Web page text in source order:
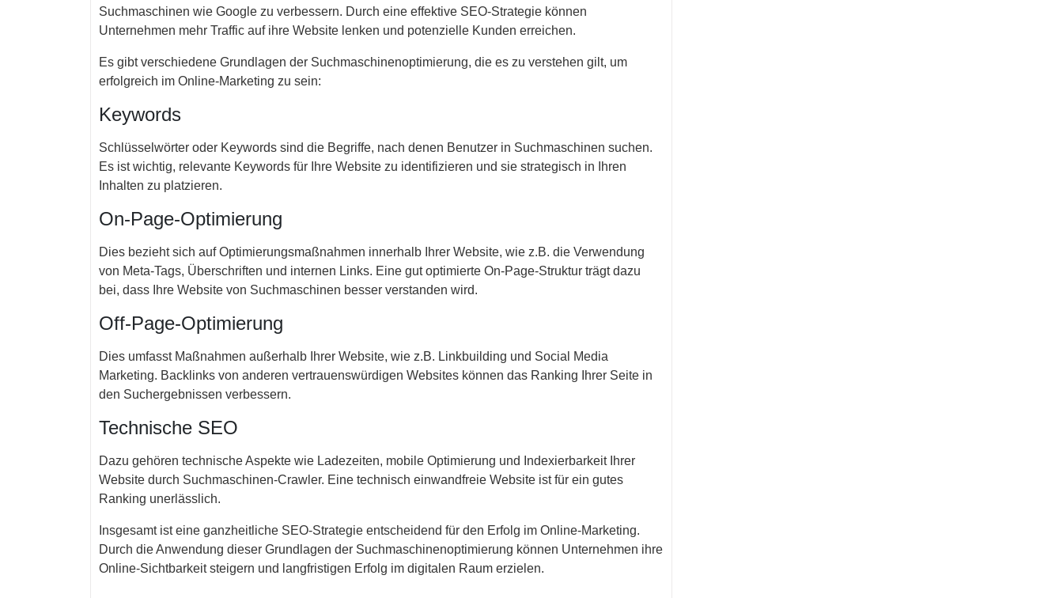
Suchmaschinen wie Google zu verbessern. Durch eine effektive SEO-Strategie können
Unternehmen mehr Traffic auf ihre Website lenken und potenzielle Kunden erreichen.
Es gibt verschiedene Grundlagen der Suchmaschinenoptimierung, die es zu verstehen gilt, um
erfolgreich im Online-Marketing zu sein:
Keywords
Schlüsselwörter oder Keywords sind die Begriffe, nach denen Benutzer in Suchmaschinen suchen.
Es ist wichtig, relevante Keywords für Ihre Website zu identifizieren und sie strategisch in Ihren
Inhalten zu platzieren.
On-Page-Optimierung
Dies bezieht sich auf Optimierungsmaßnahmen innerhalb Ihrer Website, wie z.B. die Verwendung
von Meta-Tags, Überschriften und internen Links. Eine gut optimierte On-Page-Struktur trägt dazu
bei, dass Ihre Website von Suchmaschinen besser verstanden wird.
Off-Page-Optimierung
Dies umfasst Maßnahmen außerhalb Ihrer Website, wie z.B. Linkbuilding und Social Media
Marketing. Backlinks von anderen vertrauenswürdigen Websites können das Ranking Ihrer Seite in
den Suchergebnissen verbessern.
Technische SEO
Dazu gehören technische Aspekte wie Ladezeiten, mobile Optimierung und Indexierbarkeit Ihrer
Website durch Suchmaschinen-Crawler. Eine technisch einwandfreie Website ist für ein gutes
Ranking unerlässlich.
Insgesamt ist eine ganzheitliche SEO-Strategie entscheidend für den Erfolg im Online-Marketing.
Durch die Anwendung dieser Grundlagen der Suchmaschinenoptimierung können Unternehmen ihre
Online-Sichtbarkeit steigern und langfristigen Erfolg im digitalen Raum erzielen.